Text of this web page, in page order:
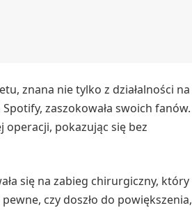
znana nie tylko z działalności na
zaszokowała swoich fanów.
pokazując się bez
się na zabieg chirurgiczny, który
czy doszło do powiększenia,